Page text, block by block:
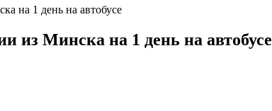
из Минска на 1 день на автобусе